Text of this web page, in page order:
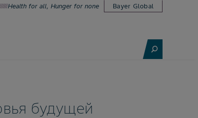
Health for all, Hunger for none Bayer Global
будущей